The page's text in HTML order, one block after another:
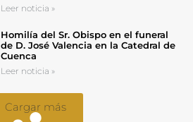
Leer noticia »
Homilía del Sr. Obispo en el funeral
de D. José Valencia en la Catedral de
Cuenca
Leer noticia »
Cargar más